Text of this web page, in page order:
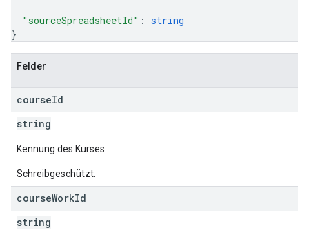
"sourceSpreadsheetId" : string
}
Felder
courseId
string
Kennung des Kurses.
Schreibgeschützt.
courseWorkId
string